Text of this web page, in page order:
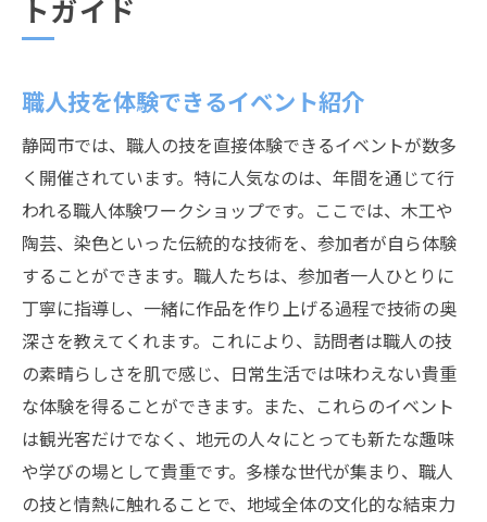
トガイド
職人技を体験できるイベント紹介
静岡市では、職人の技を直接体験できるイベントが数多
く開催されています。特に人気なのは、年間を通じて行
われる職人体験ワークショップです。ここでは、木工や
陶芸、染色といった伝統的な技術を、参加者が自ら体験
することができます。職人たちは、参加者一人ひとりに
丁寧に指導し、一緒に作品を作り上げる過程で技術の奥
深さを教えてくれます。これにより、訪問者は職人の技
の素晴らしさを肌で感じ、日常生活では味わえない貴重
な体験を得ることができます。また、これらのイベント
は観光客だけでなく、地元の人々にとっても新たな趣味
や学びの場として貴重です。多様な世代が集まり、職人
の技と情熱に触れることで、地域全体の文化的な結束力